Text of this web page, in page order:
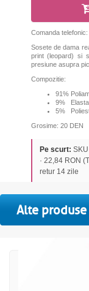
Comanda telefonic:
Sosete de dama
print (leopard) si
presiune asupra
Compozitie:
91%
9%
5%
Grosime: 20 DEN
Pe scurt:
· 22,84 RON
retur 14 zile
Alte